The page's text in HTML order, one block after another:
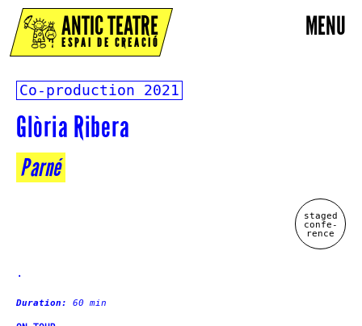
MENU
ANTIC TEATRE
ESPAI DE CREACIÓ
Co-production 2021
Glòria Ribera
Parné
staged
confe-
rence
.
Duration: 60 min